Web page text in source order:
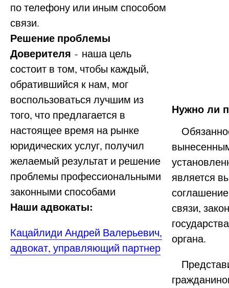
по телефону или иным способом
связи.
Решение проблемы
Доверителя - наша цель
состоит в том, чтобы каждый,
обратившийся к нам, мог
воспользоваться лучшим из
того, что предлагается в
настоящее время на рынке
юридических услуг, получил
желаемый результат и решение
проблемы профессиональными
законными способами
Наши адвокаты:
Кацайлиди Андрей Валерьевич,
адвокат, управляющий партнер
Нужно ли
является
связи,
органа.